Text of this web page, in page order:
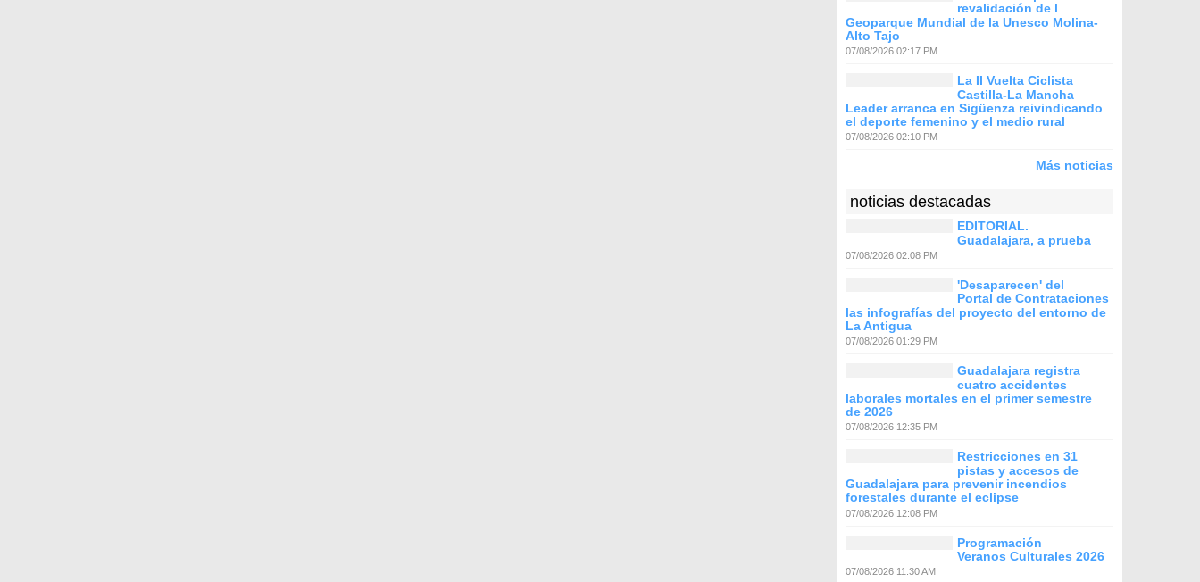
revalidación de l
Geoparque Mundial de la Unesco Molina-
Alto Tajo
07/08/2026 02:17 PM
La II Vuelta Ciclista
Castilla-La Mancha
Leader arranca en Sigüenza reivindicando
el deporte femenino y el medio rural
07/08/2026 02:10 PM
Más noticias
noticias destacadas
EDITORIAL.
Guadalajara, a prueba
07/08/2026 02:08 PM
'Desaparecen' del
Portal de Contrataciones
las infografías del proyecto del entorno de
La Antigua
07/08/2026 01:29 PM
Guadalajara registra
cuatro accidentes
laborales mortales en el primer semestre
de 2026
07/08/2026 12:35 PM
Restricciones en 31
pistas y accesos de
Guadalajara para prevenir incendios
forestales durante el eclipse
07/08/2026 12:08 PM
Programación
Veranos Culturales 2026
07/08/2026 11:30 AM